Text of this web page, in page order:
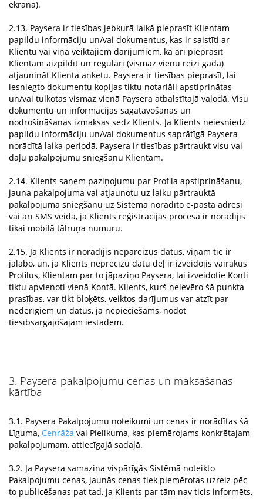
ekrānā).
2.13. Paysera ir tiesības jebkurā laikā pieprasīt Klientam
papildu informāciju un/vai dokumentus, kas ir saistīti ar
Klientu vai viņa veiktajiem darījumiem, kā arī pieprasīt
Klientam aizpildīt un regulāri (vismaz vienu reizi gadā)
atjaunināt Klienta anketu. Paysera ir tiesības pieprasīt, lai
iesniegto dokumentu kopijas tiktu notariāli apstiprinātas
un/vai tulkotas vismaz vienā Paysera atbalstītajā valodā. Visu
dokumentu un informācijas sagatavošanas un
nodrošināšanas izmaksas sedz Klients. Ja Klients neiesniedz
papildu informāciju un/vai dokumentus saprātīgā Paysera
norādītā laika periodā, Paysera ir tiesības pārtraukt visu vai
daļu pakalpojumu sniegšanu Klientam.
2.14. Klients saņem paziņojumu par Profila apstiprināšanu,
jauna pakalpojuma vai atjaunotu uz laiku pārtrauktā
pakalpojuma sniegšanu uz Sistēmā norādīto e-pasta adresi
vai arī SMS veidā, ja Klients reģistrācijas procesā ir norādījis
tikai mobilā tālruņa numuru.
2.15. Ja Klients ir norādījis nepareizus datus, viņam tie ir
jālabo, un, ja Klients neprecīzu datu dēļ ir izveidojis vairākus
Profilus, Klientam par to jāpaziņo Paysera, lai izveidotie Konti
tiktu apvienoti vienā Kontā. Klients, kurš neievēro šā punkta
prasības, var tikt bloķēts, veiktos darījumus var atzīt par
nederīgiem un datus, ja nepieciešams, nodot
tiesībsargājošajām iestādēm.
3. Paysera pakalpojumu cenas un maksāšanas
kārtība
3.1. Paysera Pakalpojumu noteikumi un cenas ir norādītas šā
Līguma, Cenrāža vai Pielikuma, kas piemērojams konkrētajam
pakalpojumam, attiecīgajā sadaļā.
3.2. Ja Paysera samazina vispārīgās Sistēmā noteikto
Pakalpojumu cenas, jaunās cenas tiek piemērotas uzreiz pēc
to publicēšanas pat tad, ja Klients par tām nav ticis informēts,